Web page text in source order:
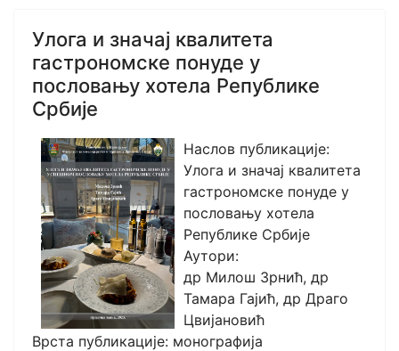
Улога и значај квалитета
гастрономске понуде у
пословању хотела Републике
Србије
Наслов публикације:
Улога и значај квалитета
гастрономске понуде у
пословању хотела
Републике Србије
Аутори:
др Милош Зрнић, др
Тамара Гајић, др Драго
Цвијановић
Врста публикације: монографија